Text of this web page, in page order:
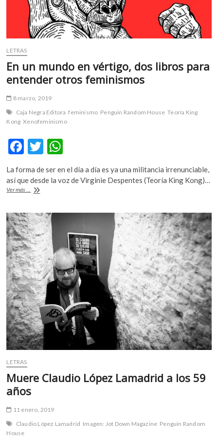
LETRAS
En un mundo en vértigo, dos libros para
entender otros feminismos
8 marzo, 2019
Caja Negra Editora feminismo Penguin Random House Teoría King
Kong Xenofeminismo
F
ac
e
b
o
o
k
T
itt
h
at
A
p
p
La forma de ser en el día a día es ya una militancia irrenunciable,
así que desde la voz de Virginie Despentes (Teoría King Kong)…
Ver más ...
En
en
vértigo,
dos
libros
para
entender
otros
feminismos
LETRAS
Muere Claudio López Lamadrid a los 59
años
11 enero, 2019
Claudio López Lamadrid Imagen: Jot Down Magazine Penguin Random
House